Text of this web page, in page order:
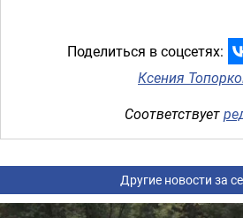
Поделиться в соцсетях:
Ксения
Соответствует
Другие новости за